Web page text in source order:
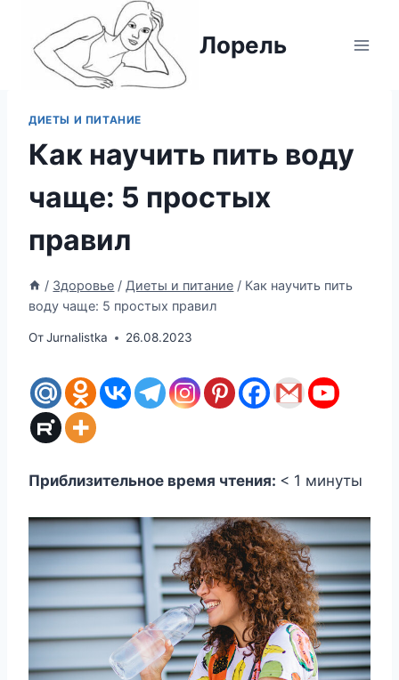
содержимому
Лорель
ДИЕТЫ И ПИТАНИЕ
Как научить пить воду
чаще: 5 простых
правил
/ Здоровье / Диеты и питание / Как научить пить
воду чаще: 5 простых правил
ОтJurnalistka 26.08.2023
Приблизительное время чтения: < 1 минуты